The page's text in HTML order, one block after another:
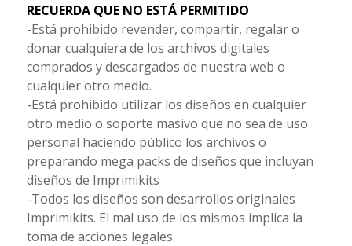
RECUERDA QUE NO ESTÁ PERMITIDO
-Está prohibido revender, compartir, regalar o
donar cualquiera de los archivos digitales
comprados y descargados de nuestra web o
cualquier otro medio.
-Está prohibido utilizar los diseños en cualquier
otro medio o soporte masivo que no sea de uso
personal haciendo público los archivos o
preparando mega packs de diseños que incluyan
diseños de Imprimikits
-Todos los diseños son desarrollos originales
Imprimikits. El mal uso de los mismos implica la
toma de acciones legales.